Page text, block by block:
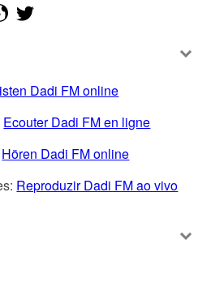
Dadi FM online
Ecouter Dadi FM en ligne
Hören Dadi FM online
Reproduzir Dadi FM ao vivo